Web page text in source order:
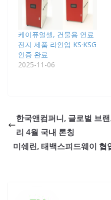
케이퓨얼셀, 건물용 연료
전지 제품 라인업 KS·KSG
인증 완료
2025-11-06
한국앤컴퍼니, 글로벌 브
리 4월 국내 론칭
미쉐린, 태백스피드웨이 협